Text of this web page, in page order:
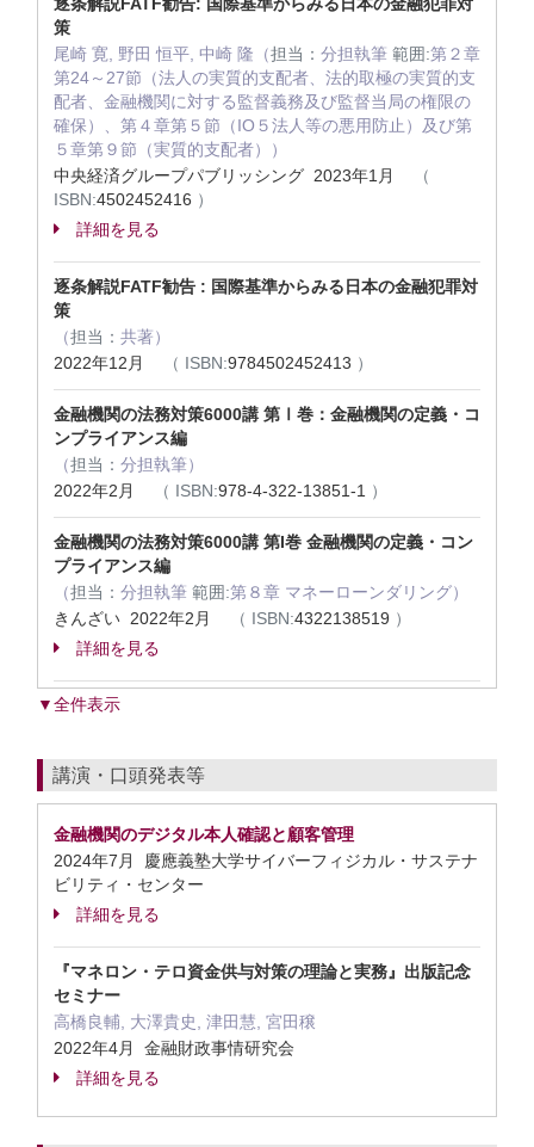
策
尾崎 寛, 野田 恒平, 中崎 隆（担当： 分担執筆 範囲:第２章
第24～27節（法人の実質的支配者、法的取極の実質的支
配者、金融機関に対する監督義務及び監督当局の権限の
確保）、第４章第５節（IO５法人等の悪用防止）及び第
５章第９節（実質的支配者））
中央経済グループパブリッシング 2023年1月
（
ISBN:4502452416 ）
詳細を見る
逐条解説FATF勧告 : 国際基準からみる日本の金融犯罪対
策
（担当： 共著）
2022年12月
（ ISBN:9784502452413 ）
金融機関の法務対策6000講 第Ⅰ巻：金融機関の定義・コ
ンプライアンス編
（担当： 分担執筆）
2022年2月
（ ISBN:978-4-322-13851-1 ）
金融機関の法務対策6000講 第I巻 金融機関の定義・コン
プライアンス編
（担当： 分担執筆 範囲:第８章 マネーローンダリング）
きんざい 2022年2月
（ ISBN:4322138519 ）
詳細を見る
▼全件表示
講演・口頭発表等
金融機関のデジタル本人確認と顧客管理
2024年7月 慶應義塾大学サイバーフィジカル・サステナ
ビリティ・センター
詳細を見る
『マネロン・テロ資金供与対策の理論と実務』出版記念
セミナー
高橋良輔, 大澤貴史, 津田慧, 宮田穣
2022年4月 金融財政事情研究会
詳細を見る